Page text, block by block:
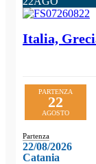
Italia,
PARTENZA
22
AGOSTO
Partenza
22/08/2026
Catania